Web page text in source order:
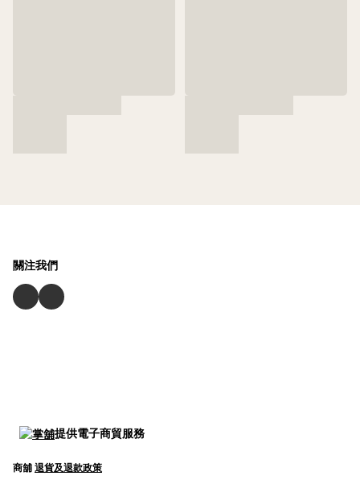
關注我們
提供電子商貿服務
商舖 退貨及退款政策